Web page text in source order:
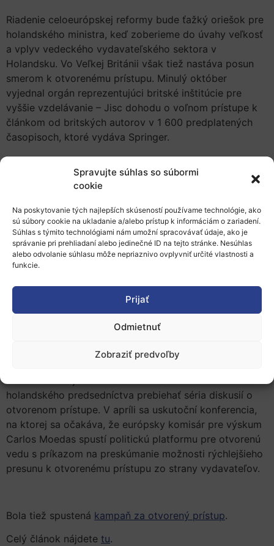
Spravujte súhlas so súbormi
cookie
Na poskytovanie tých najlepších skúseností používame technológie, ako
sú súbory cookie na ukladanie a/alebo prístup k informáciám o zariadení.
Súhlas s týmito technológiami nám umožní spracovávať údaje, ako je
správanie pri prehliadaní alebo jedinečné ID na tejto stránke. Nesúhlas
alebo odvolanie súhlasu môže nepriaznivo ovplyvniť určité vlastnosti a
funkcie.
Prijať
Odmietnuť
Zobraziť predvoľby
Riadenie celoeurópskej reformy bude ťažký oriešok pre
holandského ministra, keď zoberieme do úvahy veľkosť
a vplyv vedeckého vydavateľského sektora v
Holandsku. Vo Veľkej Británii však tiež nastáva posun
smerom k otvorenému prístupu. Minulý október
vyjednal orgán reprezentujúci britské inštitúcie pre
vyššie vzdelávanie – Jisc dohodu o voľnom prístupe k
článkom od britských autorov v 1 600 predplatených
časopisoch, ktoré vydáva Springer.
Podľa Dekkera sú teraz na rade ostatné EÚ krajiny.
k otvorenému prístupu. Hovorí: „Myslím si, že bude
efektívnejšie ak spojíme svoje sily a stanovíme pre
otvorený prístup vysoké štandardy.“ Dodáva však, že
by bola chyba prejsť na model voľne dostupných
časopisov. To by viedlo ku konkurenčnej nevýhode
Európy.
Počas nasledujúcich niekoľko mesiacov bude v rámci
holandského predsedníctva prebiehať séria diskusií o
otvorenom prístupe. V apríli sa uskutoční konferencia,
na ktorej sa očakáva, že európsky komisár pre výskum
Carlos Moedas spustí politickú platformu pre otvorenú
vedu s príkazom na preskúmanie možnosti rýchlejšieho
presunu k otvorenému prístupu zo strany vydavateľov.
Bola tiež spustená kampaň za otvorený prístup.
Celý článok nájdete tu.